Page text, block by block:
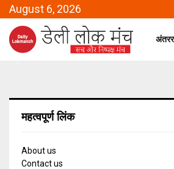
August 6, 2026
महत्वपूर्ण लिंक
About us
Contact us